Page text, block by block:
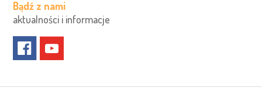
Bądź z nami
aktualności i informacje